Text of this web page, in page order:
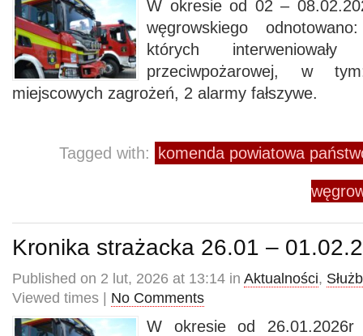
W okresie od 02 –
węgrowskiego
których
przeciwpożarowej, w
miejscowych zagrożeń, 2 alarmy fałszywe.
Tagged with: komenda powiatowa
Kronika strażacka 26.01 –
Published on 2 lut, 2026 at 13:14 in Aktualności,
Viewed times | No Comments
W okresie od